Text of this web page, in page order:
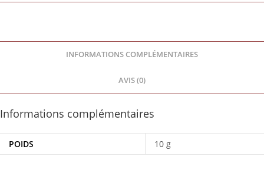
INFORMATIONS COMPLÉMENTAIRES
AVIS (0)
Informations complémentaires
POIDS 10 g